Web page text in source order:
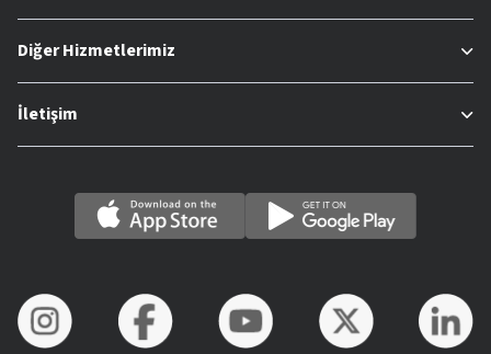
Diğer Hizmetlerimiz
İletişim